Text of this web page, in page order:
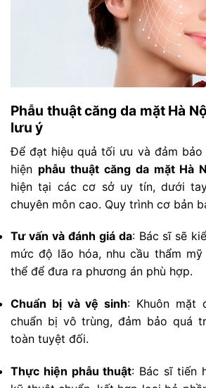
Phẫu thuật căng da mặt Hà
lưu ý
Để đạt hiệu quả tối ưu và đảm bảo
hiện phẫu thuật căng da mặt Hà
hiện tại các cơ sở uy tín, dưới
chuyên môn cao. Quy trình cơ bản
Tư vấn và đánh giá da: Bác sĩ sẽ
mức độ lão hóa, nhu cầu thẩm
thể để đưa ra phương án phù hợp.
Chuẩn bị và vệ sinh: Khuôn mặt
chuẩn bị vô trùng, đảm bảo quá
toàn tuyệt đối.
Thực hiện phẫu thuật: Bác sĩ tiến